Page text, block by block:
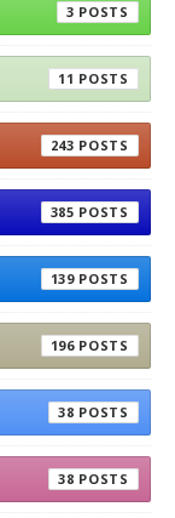
3
11
243
385
139
196
38
38